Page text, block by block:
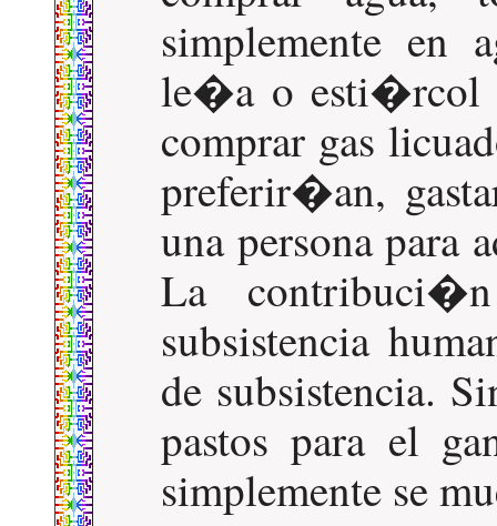
simplemente en
le�a o esti�rcol
comprar gas
preferir�an,
una persona para
La
subsistencia
de subsistencia.
pastos para el
simplemente se